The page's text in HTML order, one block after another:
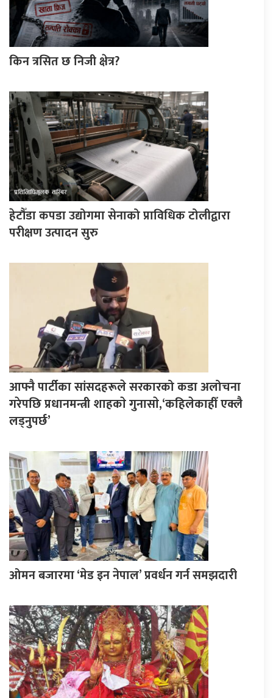
किन त्रसित छ निजी क्षेत्र?
हेटौँडा कपडा उद्योगमा सेनाको प्राविधिक टोलीद्वारा
परीक्षण उत्पादन सुरु
आफ्नै पार्टीका सांसदहरूले सरकारको कडा अलोचना
गरेपछि प्रधानमन्त्री शाहकाे गुनासाे,‘कहिलेकाहीँ एक्लै
लड्नुपर्छ’
ओमन बजारमा ‘मेड इन नेपाल’ प्रवर्धन गर्न समझदारी